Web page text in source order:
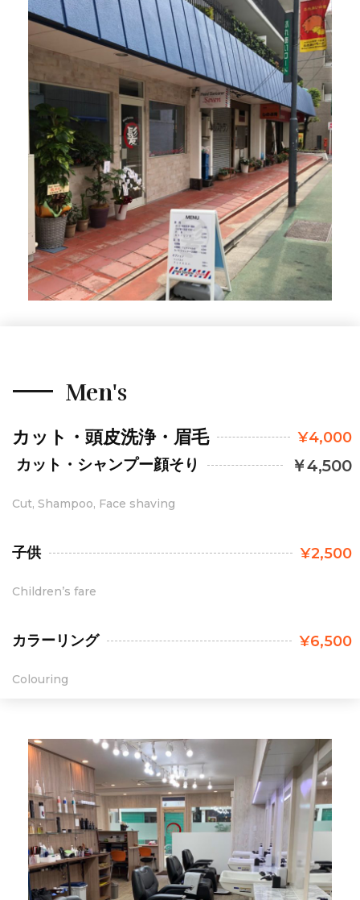
Men's
カット・頭皮洗浄・眉毛 ¥4,000
カット・シャンプー顔そり ￥4,500
Cut, Shampoo, Face shaving
子供 ¥2,500
Children’s fare
カラーリング ¥6,500
Colouring